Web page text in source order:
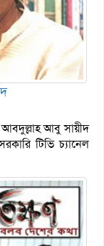
আবদুল্লাহ আবু সায়ীদ
টিভি চ্যানেল